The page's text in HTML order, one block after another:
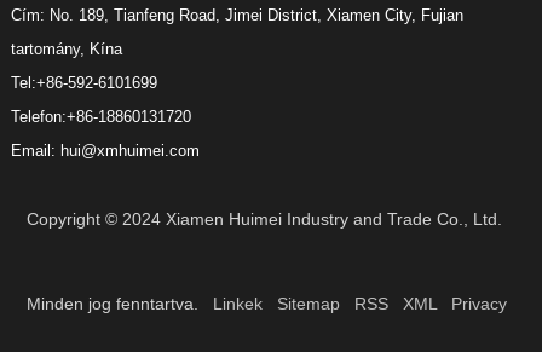
Cím: No. 189, Tianfeng Road, Jimei District, Xiamen City, Fujian
tartomány, Kína
Tel:+86-592-6101699
Telefon:+86-18860131720
Email: hui@xmhuimei.com
Copyright © 2024 Xiamen Huimei Industry and Trade Co., Ltd.
Minden jog fenntartva. Linkek Sitemap RSS XML Privacy